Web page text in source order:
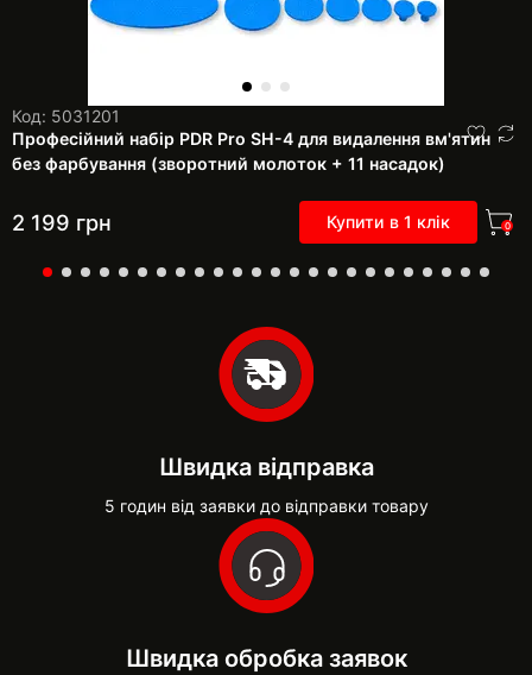
Код: 5031201
Професійний набір PDR Pro SH-4 для видалення вм'ятин
без фарбування (зворотний молоток + 11 насадок)
2 199 грн Купити в 1 клік 0
Швидка відправка
5 годин від заявки до відправки товару
Швидка обробка заявок